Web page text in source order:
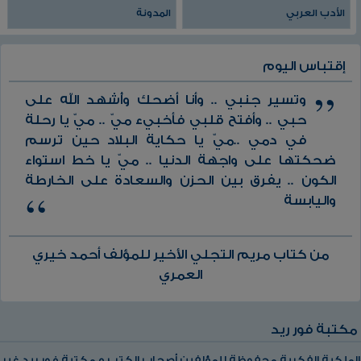
الأدب العربي المدونة
إقتباس اليوم
وتسير جنبي .. وأنا أضحك وأُشهد الله على
حبي .. وأفتح قلبي فأخبيء ميّ .. ميّ يا رحلة
في دمي ..ميّ يا حكاية البلاد حين ترسم
ضحكتها على واجهة الدنيا .. ميّ يا خط استواء
الكون .. يفرق بين الحزن والسعادة على الخارطة
واليابسة
من كتاب مريم التجلي الأخير للمؤلف أحمد خيري
العمري
مكتبة فور ريد